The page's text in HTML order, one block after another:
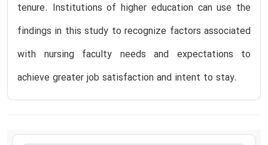
tenure. Institutions of higher education can use the
findings in this study to recognize factors associated
with nursing faculty needs and expectations to
achieve greater job satisfaction and intent to stay.